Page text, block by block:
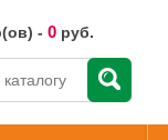
- 0 руб.